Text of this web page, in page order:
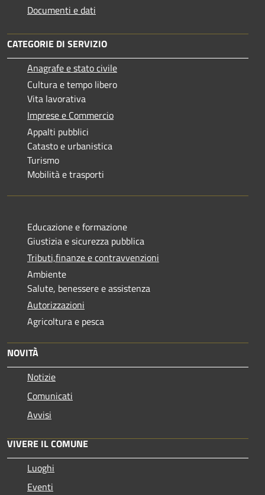
Documenti e dati
CATEGORIE DI SERVIZIO
Anagrafe e stato civile
Cultura e tempo libero
Vita lavorativa
Imprese e Commercio
Appalti pubblici
Catasto e urbanistica
Turismo
Mobilità e trasporti
Educazione e formazione
Giustizia e sicurezza pubblica
Tributi,finanze e contravvenzioni
Ambiente
Salute, benessere e assistenza
Autorizzazioni
Agricoltura e pesca
NOVITÀ
Notizie
Comunicati
Avvisi
VIVERE IL COMUNE
Luoghi
Eventi